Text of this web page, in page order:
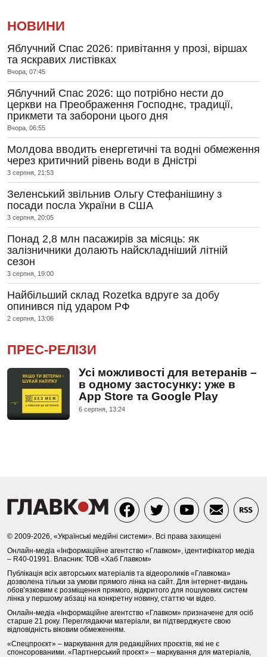
НОВИНИ
Яблучний Спас 2026: привітання у прозі, віршах
та яскравих листівках
Вчора, 07:45
Яблучний Спас 2026: що потрібно нести до
церкви на Преображення Господнє, традиції,
прикмети та заборони цього дня
Вчора, 06:55
Молдова вводить енергетичні та водні обмеження
через критичний рівень води в Дністрі
3 серпня, 21:53
Зеленський звільнив Ольгу Стефанішину з
посади посла України в США
3 серпня, 20:05
Понад 2,8 млн пасажирів за місяць: як
залізничники долають найскладніший літній
сезон
3 серпня, 19:00
Найбільший склад Rozetka вдруге за добу
опинився під ударом РФ
2 серпня, 13:06
ПРЕС-РЕЛІЗИ
Усі можливості для ветеранів –
в одному застосунку: уже в
App Store та Google Play
6 серпня, 13:24
© 2009-2026, «Українські медійні системи». Всі права захищені
Онлайн-медіа «Інформаційне агентство «Главком», ідентифікатор медіа
– R40-01991. Власник: ТОВ «Хаб Главком»
Публікація всіх авторських матеріалів та відеороликів «Главкома»
дозволена тільки за умови прямого лінка на сайт. Для інтернет-видань
обов’язковим є розміщення прямого, відкритого для пошукових систем
лінка у першому абзаці на конкретну новину, статтю чи відео.
Онлайн-медіа «Інформаційне агентство «Главком» призначене для осіб
старше 21 року. Переглядаючи матеріали, ви підтверджуєте свою
відповідність віковим обмеженням.
«Спецпроєкт» – маркування для редакційних проєктів, які не є
спонсорованими. «Партнерський проєкт» – маркування для матеріалів,